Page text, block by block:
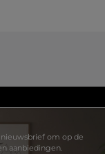
om op de
aanbiedingen.